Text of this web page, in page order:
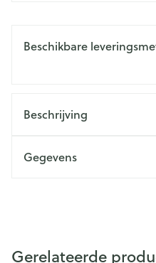
Beschikbare
Beschrijving
Gegevens
Gerelateerde